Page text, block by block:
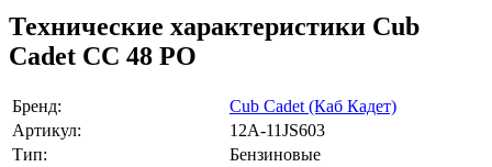
Технические характеристики Cub
Cadet CC 48 PO
Бренд:
Cub Cadet (Кaб Кадет)
Артикул:
12A-11JS603
Тип:
Бензиновые